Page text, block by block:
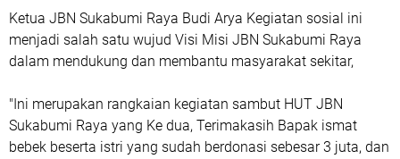
Ketua JBN Sukabumi Raya Budi Arya Kegiatan sosial ini
menjadi salah satu wujud Visi Misi JBN Sukabumi Raya
dalam mendukung dan membantu masyarakat sekitar,
"Ini merupakan rangkaian kegiatan sambut HUT JBN
Sukabumi Raya yang Ke dua, Terimakasih Bapak ismat
bebek beserta istri yang sudah berdonasi sebesar 3 juta, dan